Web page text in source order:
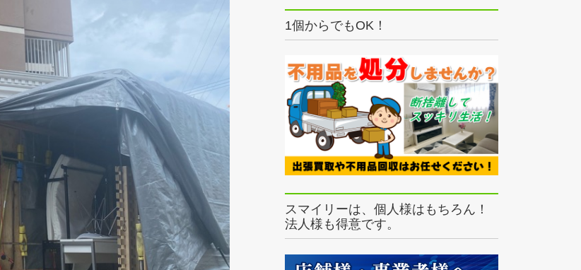
1個からでもOK！
スマイリーは、個人様はもちろん！
法人様も得意です。